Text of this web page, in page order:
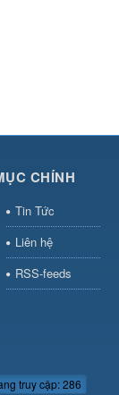
CHÍNH
Tin Tức
Liên hệ
RSS-feeds
truy cập: 286